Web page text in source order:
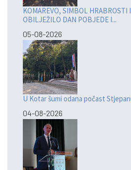
KOMAREVO, SIMBOL HRABROSTI
OBILJEŽILO DAN POBJEDE I...
05-08-2026
U Kotar šumi odana počast
04-08-2026